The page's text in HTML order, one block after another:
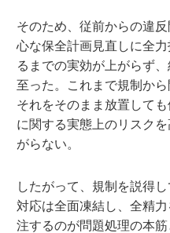
そのため、従前からの違
心な保全計画見直しに全
るまでの実効が上がらず
至った。これまで規制から
それをそのまま放置して
に関する実態上のリスク
がらない。
したがって、規制を説得
対応は全面凍結し、全精
注するのが問題処理の本